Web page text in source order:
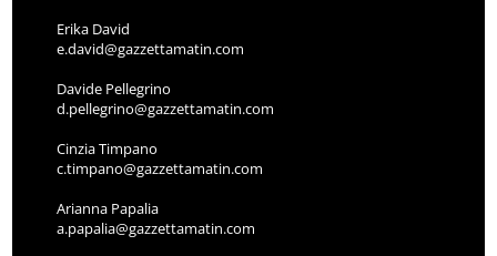
Erika David
e.david@gazzettamatin.com
Davide Pellegrino
d.pellegrino@gazzettamatin.com
Cinzia Timpano
c.timpano@gazzettamatin.com
Arianna Papalia
a.papalia@gazzettamatin.com